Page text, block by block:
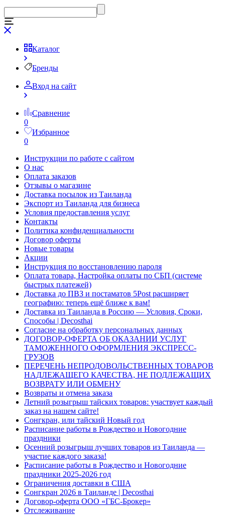
Каталог
Бренды
Вход на сайт
Сравнение
0
Избранное
0
Инструкции по работе с сайтом
О нас
Оплата заказов
Отзывы о магазине
Доставка посылок из Таиланда
Экспорт из Таиланда для бизнеса
Условия предоставления услуг
Контакты
Политика конфиденциальности
Договор оферты
Новые товары
Акции
Инструкция по восстановлению пароля
Оплата товара, Настройка оплаты по СБП (системе
быстрых платежей)
Доставка до ПВЗ и постаматов 5Post расширяет
географию: теперь ещё ближе к вам!
Доставка из Таиланда в Россию — Условия, Сроки,
Способы | Decosthai
Согласие на обработку персональных данных
ДОГОВОР-ОФЕРТА ОБ ОКАЗАНИИ УСЛУГ
ТАМОЖЕННОГО ОФОРМЛЕНИЯ ЭКСПРЕСС-
ГРУЗОВ
ПЕРЕЧЕНЬ НЕПРОДОВОЛЬСТВЕННЫХ ТОВАРОВ
НАДЛЕЖАЩЕГО КАЧЕСТВА, НЕ ПОДЛЕЖАЩИХ
ВОЗВРАТУ ИЛИ ОБМЕНУ
Возвраты и отмена заказа
Летний розыгрыш тайских товаров: участвует каждый
заказ на нашем сайте!
Сонгкран, или тайский Новый год
Расписание работы в Рождество и Новогодние
праздники
Осенний розыгрыш лучших товаров из Таиланда —
участие каждого заказа!
Расписание работы в Рождество и Новогодние
праздники 2025-2026 год
Ограничения доставки в США
Сонгкран 2026 в Таиланде | Decosthai
Договор-оферта ООО «ГБС-Брокер»
Отслеживание